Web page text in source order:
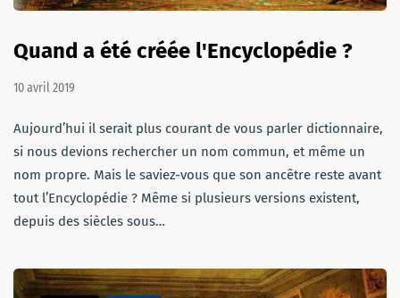
Quand a été créée l'Encyclopédie ?
10 avril 2019
Aujourd’hui il serait plus courant de vous parler dictionnaire,
si nous devions rechercher un nom commun, et même un
nom propre. Mais le saviez-vous que son ancêtre reste avant
tout l’Encyclopédie ? Même si plusieurs versions existent,
depuis des siècles sous…